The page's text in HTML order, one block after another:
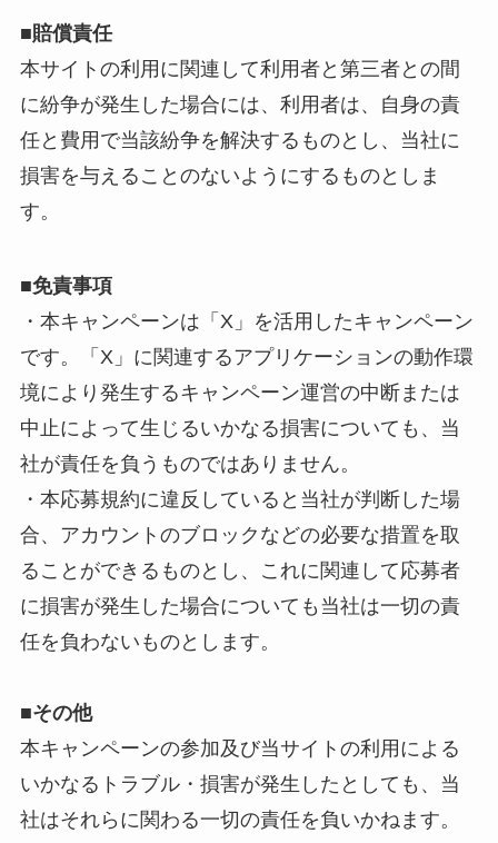
■賠償責任
本サイトの利用に関連して利用者と第三者との間
に紛争が発生した場合には、利用者は、自身の責
任と費用で当該紛争を解決するものとし、当社に
損害を与えることのないようにするものとしま
す。
■免責事項
・本キャンペーンは「X」を活用したキャンペーン
です。「X」に関連するアプリケーションの動作環
境により発生するキャンペーン運営の中断または
中止によって生じるいかなる損害についても、当
社が責任を負うものではありません。
・本応募規約に違反していると当社が判断した場
合、アカウントのブロックなどの必要な措置を取
ることができるものとし、これに関連して応募者
に損害が発生した場合についても当社は一切の責
任を負わないものとします。
■その他
本キャンペーンの参加及び当サイトの利用による
いかなるトラブル・損害が発生したとしても、当
社はそれらに関わる一切の責任を負いかねます。